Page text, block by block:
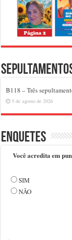
B118 – Três
5 de agosto de 2026
Enquetes
Você acredita em
SIM
NÃO